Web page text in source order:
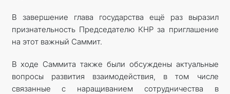
В завершение глава государства ещё раз выразил
признательность Председателю КНР за приглашение
на этот важный Саммит.
В ходе Саммита также были обсуждены актуальные
вопросы развития взаимодействия, в том числе
связанные с наращиванием сотрудничества в